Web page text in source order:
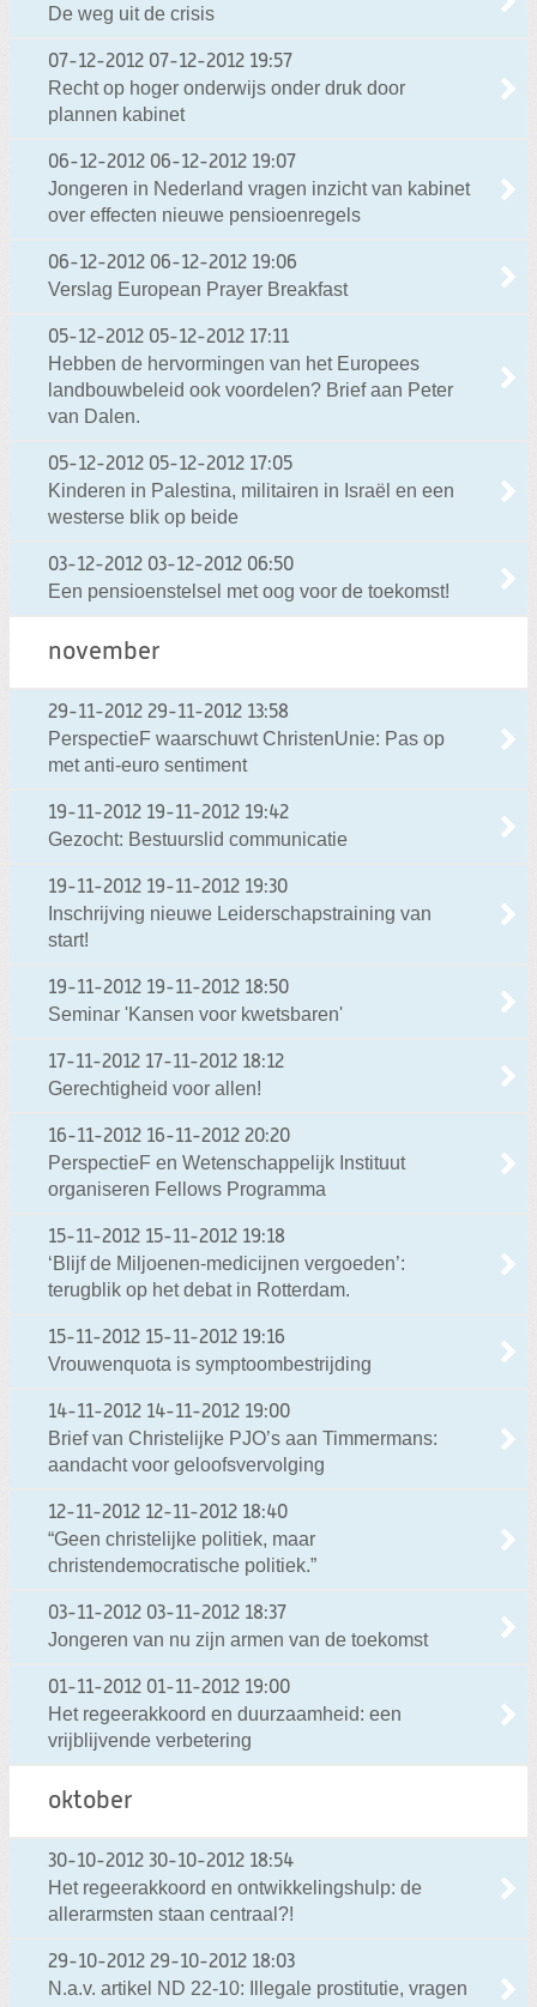
De weg uit de crisis
07-12-2012 07-12-2012 19:57
Recht op hoger onderwijs onder druk door
plannen kabinet
06-12-2012 06-12-2012 19:07
Jongeren in Nederland vragen inzicht van kabinet
over effecten nieuwe pensioenregels
06-12-2012 06-12-2012 19:06
Verslag European Prayer Breakfast
05-12-2012 05-12-2012 17:11
Hebben de hervormingen van het Europees
landbouwbeleid ook voordelen? Brief aan Peter
van Dalen.
05-12-2012 05-12-2012 17:05
Kinderen in Palestina, militairen in Israël en een
westerse blik op beide
03-12-2012 03-12-2012 06:50
Een pensioenstelsel met oog voor de toekomst!
november
29-11-2012 29-11-2012 13:58
PerspectieF waarschuwt ChristenUnie: Pas op
met anti-euro sentiment
19-11-2012 19-11-2012 19:42
Gezocht: Bestuurslid communicatie
19-11-2012 19-11-2012 19:30
Inschrijving nieuwe Leiderschapstraining van
start!
19-11-2012 19-11-2012 18:50
Seminar 'Kansen voor kwetsbaren'
17-11-2012 17-11-2012 18:12
Gerechtigheid voor allen!
16-11-2012 16-11-2012 20:20
PerspectieF en Wetenschappelijk Instituut
organiseren Fellows Programma
15-11-2012 15-11-2012 19:18
‘Blijf de Miljoenen-medicijnen vergoeden’:
terugblik op het debat in Rotterdam.
15-11-2012 15-11-2012 19:16
Vrouwenquota is symptoombestrijding
14-11-2012 14-11-2012 19:00
Brief van Christelijke PJO’s aan Timmermans:
aandacht voor geloofsvervolging
12-11-2012 12-11-2012 18:40
“Geen christelijke politiek, maar
christendemocratische politiek.”
03-11-2012 03-11-2012 18:37
Jongeren van nu zijn armen van de toekomst
01-11-2012 01-11-2012 19:00
Het regeerakkoord en duurzaamheid: een
vrijblijvende verbetering
oktober
30-10-2012 30-10-2012 18:54
Het regeerakkoord en ontwikkelingshulp: de
allerarmsten staan centraal?!
29-10-2012 29-10-2012 18:03
N.a.v. artikel ND 22-10: Illegale prostitutie, vragen